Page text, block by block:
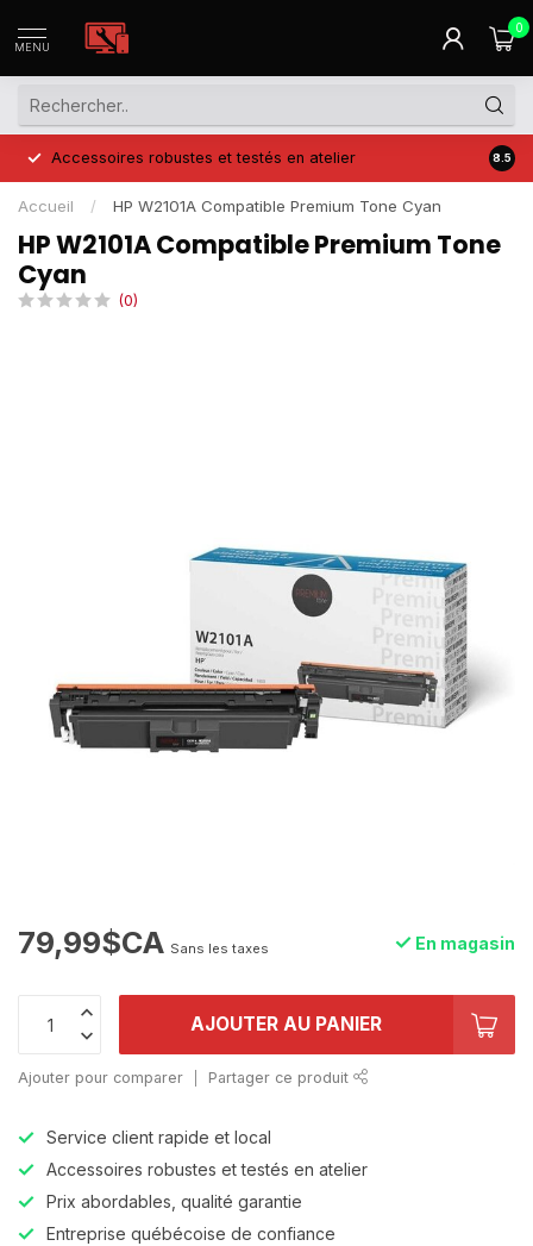
MENU
0
Accessoires robustes et testés en atelier Prix
8.5
Accueil / HP W2101A Compatible Premium Tone Cyan
HP W2101A Compatible Premium Tone
Cyan
(0)
79,99$CA Sans les taxes En magasin
AJOUTER AU PANIER
Ajouter pour comparer Partager ce produit
Service client rapide et local
Accessoires robustes et testés en atelier
Prix abordables, qualité garantie
Entreprise québécoise de confiance